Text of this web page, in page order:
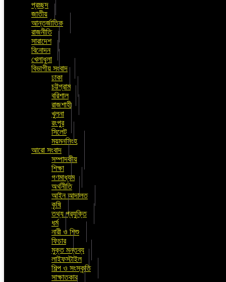
প্রচ্ছদ
জাতীয়
আন্তর্জাতিক
রাজনীতি
সারাদেশ
বিনোদন
খেলাধুলা
বিভাগীয় সংবাদ
ঢাকা
চট্টগ্রাম
বরিশাল
রাজশাহী
খুলনা
রংপুর
সিলেট
ময়মনসিংহ
আরো সংবাদ
সম্পাদকীয়
শিক্ষা
গণমাধ্যম
অর্থনীতি
আইন আদালত
কৃষি
তথ্য প্রযুক্তি
ধর্ম
নারী ও শিশু
ফিচার
মুক্ত মন্তব্য
লাইফস্টাইল
শিল্প ও সংস্কৃতি
সাক্ষাতকার